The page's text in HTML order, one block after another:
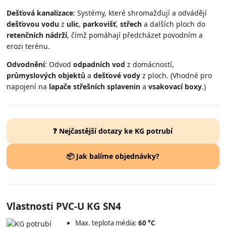
Dešťová kanalizace: Systémy, které shromažďují a odvádějí
dešťovou vodu z ulic, parkovišť,střech a dalších ploch do
retenčních nádrží, čímž pomáhají předcházet povodním a
erozi terénu.
Odvodnění: Odvododpadních vod z domácností,
průmyslových objektů adešťové vody z ploch. (Vhodné pro
napojení na lapače střešních splavenin avsakovací boxy.)
❓ Nejčastější dotazy ke KG potrubí
📦 Jak balíme objednávky?
Vlastnosti PVC-U KG SN4
Max. teplota média:60 °C